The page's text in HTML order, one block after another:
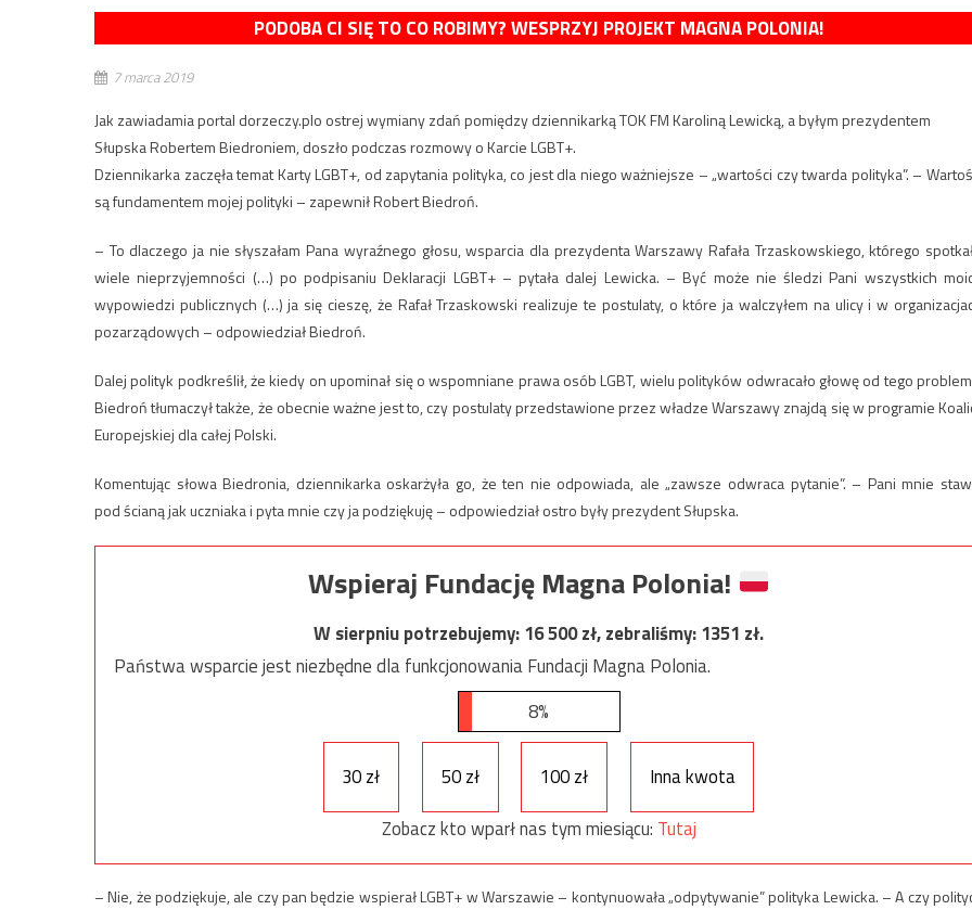
PODOBA CI SIĘ TO CO ROBIMY? WESPRZYJ PROJEKT MAGNA POLONIA!
7 marca 2019
Jak zawiadamia portal dorzeczy.plo ostrej wymiany zdań pomiędzy dziennikarką TOK FM Karoliną Lewicką, a byłym prezydentem
Słupska Robertem Biedroniem, doszło podczas rozmowy o Karcie LGBT+.
Dziennikarka zaczęła temat Karty LGBT+, od zapytania polityka, co jest dla niego ważniejsze – „wartości czy twarda polityka”. –
są fundamentem mojej polityki – zapewnił Robert Biedroń.
– To dlaczego ja nie słyszałam Pana wyraźnego głosu, wsparcia dla prezydenta Warszawy Rafała Trzaskowskiego, którego
wiele nieprzyjemności (…) po podpisaniu Deklaracji LGBT+ – pytała dalej Lewicka. – Być może nie śledzi Pani wszystkich
wypowiedzi publicznych (…) ja się cieszę, że Rafał Trzaskowski realizuje te postulaty, o które ja walczyłem na ulicy i w
pozarządowych – odpowiedział Biedroń.
Dalej polityk podkreślił, że kiedy on upominał się o wspomniane prawa osób LGBT, wielu polityków odwracało głowę od tego
Biedroń tłumaczył także, że obecnie ważne jest to, czy postulaty przedstawione przez władze Warszawy znajdą się w programie
Europejskiej dla całej Polski.
Komentując słowa Biedronia, dziennikarka oskarżyła go, że ten nie odpowiada, ale „zawsze odwraca pytanie”. – Pani mnie
pod ścianą jak uczniaka i pyta mnie czy ja podziękuję – odpowiedział ostro były prezydent Słupska.
Wspieraj Fundację Magna Polonia!
W sierpniu potrzebujemy:16 500zł, zebraliśmy:1351 zł.
Państwa wsparcie jest niezbędne dla funkcjonowania Fundacji Magna Polonia.
8%
30 zł 50 zł 100 zł
Inna kwota
Zobacz kto wparł nas tym miesiącu: Tutaj
– Nie, że podziękuje, ale czy pan będzie wspierał LGBT+ w Warszawie – kontynuowała „odpytywanie” polityka Lewicka. – A czy